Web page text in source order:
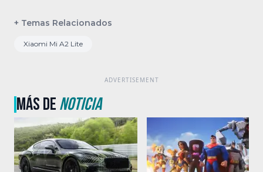
+ Temas Relacionados
Xiaomi Mi A2 Lite
MÁS DENOTICIA